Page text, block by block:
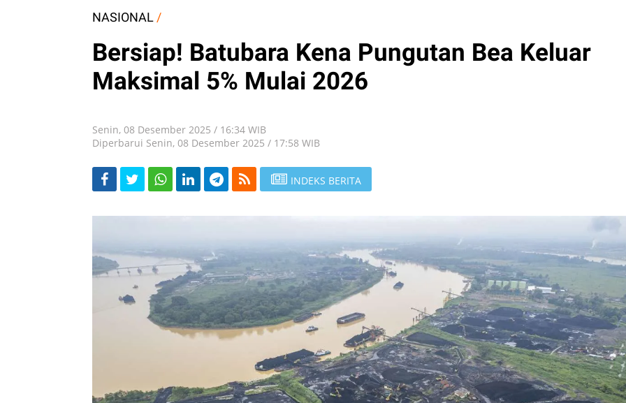
NASIONAL /
Bersiap! Batubara Kena Pungutan Bea Keluar
Maksimal 5% Mulai 2026
Senin, 08 Desember 2025 / 16:34 WIB
Diperbarui Senin, 08 Desember 2025 / 17:58 WIB
INDEKS BERITA